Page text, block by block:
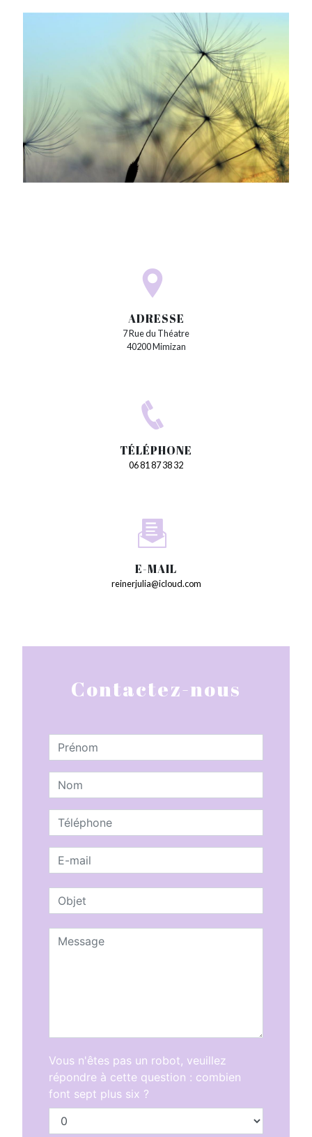
ADRESSE
7 Rue du Théatre
40200 Mimizan
TÉLÉPHONE
06 81 87 38 32
E-MAIL
reinerjulia@icloud.com
Contactez-nous
Vous n'êtes pas un robot, veuillez
répondre à cette question : combien
font sept plus six ?